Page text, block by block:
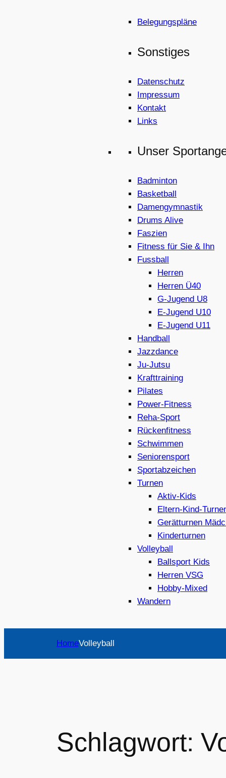
Belegungspläne
Sonstiges
Datenschutz
Impressum
Kontakt
Links
Unser
Badminton
Basketball
Damengymnastik
Drums Alive
Faszien
Fitness für Sie & Ihn
Fussball
Herren
Herren Ü40
G-Jugend U8
E-Jugend U10
E-Jugend U11
Handball
Jazzdance
Ju-Jutsu
Krafttraining
Pilates
Power-Fitness
Reha-Sport
Rückenfitness
Schwimmen
Seniorensport
Sportabzeichen
Turnen
Aktiv-Kids
Eltern-Kind-
Gerätturnen
Kinderturnen
Volleyball
Ballsport Kids
Herren VSG
Hobby-Mixed
Wandern
HomeVolleyball
Schlagwort: